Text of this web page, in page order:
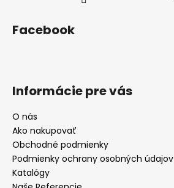
Facebook
Informácie pre vás
O nás
Ako nakupovať
Obchodné podmienky
Podmienky ochrany osobných údajov
Katalógy